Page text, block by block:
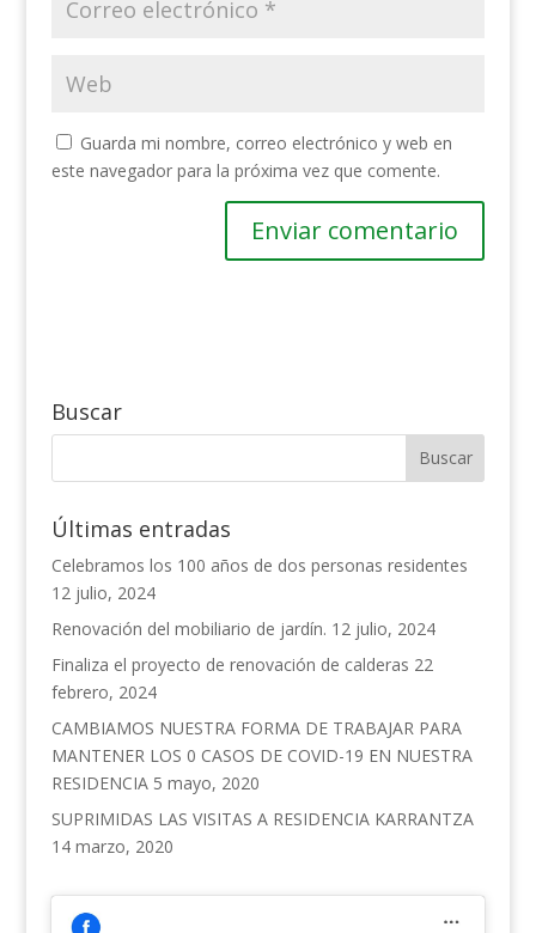
Guarda mi nombre, correo electrónico y web en
este navegador para la próxima vez que comente.
Buscar
Últimas entradas
Celebramos los 100 años de dos personas residentes
12 julio, 2024
Renovación del mobiliario de jardín. 12 julio, 2024
Finaliza el proyecto de renovación de calderas 22
febrero, 2024
CAMBIAMOS NUESTRA FORMA DE TRABAJAR PARA
MANTENER LOS 0 CASOS DE COVID-19 EN NUESTRA
RESIDENCIA 5 mayo, 2020
SUPRIMIDAS LAS VISITAS A RESIDENCIA KARRANTZA
14 marzo, 2020